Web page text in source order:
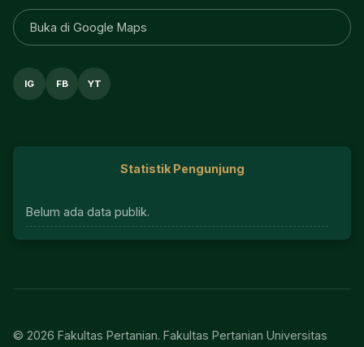
Buka di Google Maps
IG FB YT
Statistik Pengunjung
Belum ada data publik.
© 2026 Fakultas Pertanian. Fakultas Pertanian Universitas